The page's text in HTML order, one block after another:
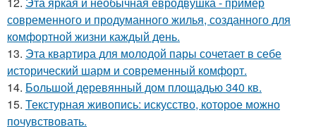
современного и продуманного жилья, созданного для
комфортной жизни каждый день.
13. Эта квартира для молодой пары сочетает в себе
исторический шарм и современный комфорт.
14. Большой деревянный дом площадью 340 кв.
15. Текстурная живопись: искусство, которое можно
почувствовать.